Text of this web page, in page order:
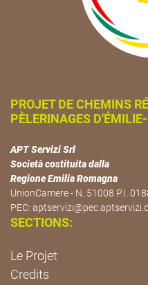
PROJET DE CHEMINS
PÈLERINAGES
APT Servizi Srl
Società costituita dalla
Regione Emilia Romagna
UnionCamere - N. 51008 P.I.
PEC:
SECTIONS:
Le Projet
Credits